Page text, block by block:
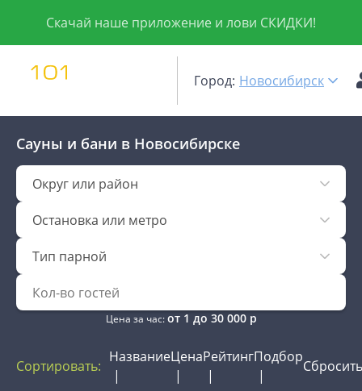
Скачай наше приложение и лови СКИДКИ!
Город: Новосибирск
Сауны и бани в Новосибирске
Округ или район
Остановка или метро
Тип парной
Цена за час:от 1 до 30 000р
Сортировать:
НазваниеЦенаРейтингПодбор
Сбросить